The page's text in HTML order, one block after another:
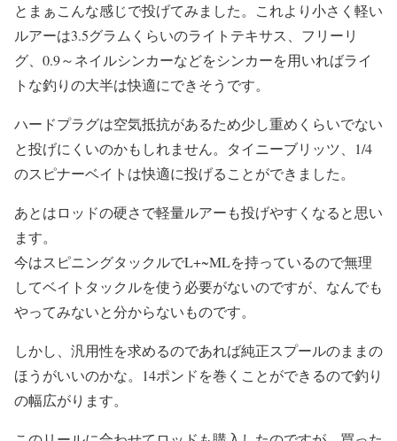
とまぁこんな感じで投げてみました。これより小さく軽い
ルアーは3.5グラムくらいのライトテキサス、フリーリ
グ、0.9～ネイルシンカーなどをシンカーを用いればライ
トな釣りの大半は快適にできそうです。
ハードプラグは空気抵抗があるため少し重めくらいでない
と投げにくいのかもしれません。タイニーブリッツ、1/4
のスピナーベイトは快適に投げることができました。
あとはロッドの硬さで軽量ルアーも投げやすくなると思い
ます。
今はスピニングタックルでL+~MLを持っているので無理
してベイトタックルを使う必要がないのですが、なんでも
やってみないと分からないものです。
しかし、汎用性を求めるのであれば純正スプールのままの
ほうがいいのかな。14ポンドを巻くことができるので釣り
の幅広がります。